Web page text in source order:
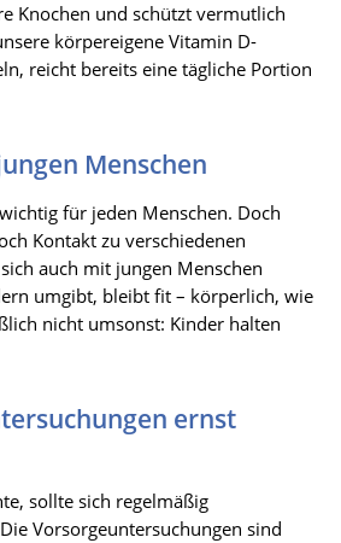
Knochen und schützt vermutlich
körpereigene Vitamin D-
reicht bereits eine tägliche Portion
Menschen
für jeden Menschen. Doch
Kontakt zu verschiedenen
auch mit jungen Menschen
umgibt, bleibt fit – körperlich, wie
nicht umsonst: Kinder halten
ernst
sollte sich regelmäßig
Vorsorgeuntersuchungen sind